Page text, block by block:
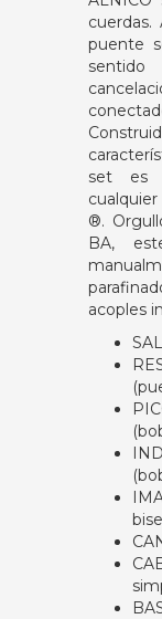
puente
set es
®.
BA,
acoples